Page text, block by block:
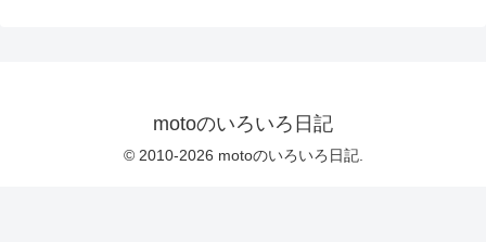
motoのいろいろ日記
© 2010-2026 motoのいろいろ日記.